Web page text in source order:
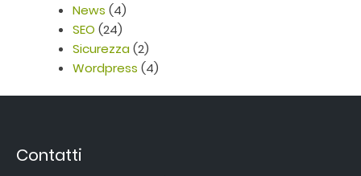
News (4)
SEO (24)
Sicurezza(2)
Wordpress (4)
Contatti